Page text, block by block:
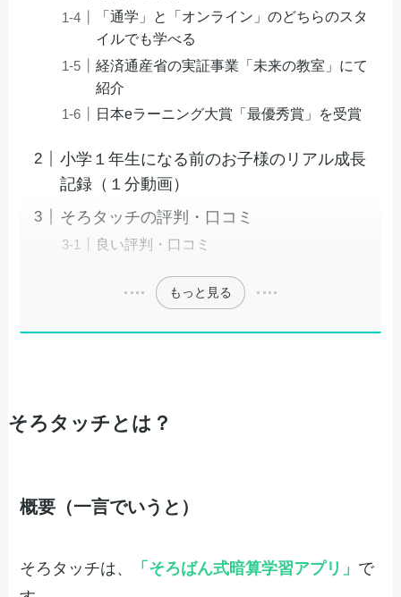
「通学」と「オンライン」のどちらのスタ
イルでも学べる
経済通産省の実証事業「未来の教室」にて
紹介
日本eラーニング大賞「最優秀賞」を受賞
小学１年生になる前のお子様のリアル成長
記録（１分動画）
そろタッチの評判・口コミ
良い評判・口コミ
もっと見る
そろタッチとは？
概要（一言でいうと）
そろタッチは、 「そろばん式暗算学習アプリ」 で